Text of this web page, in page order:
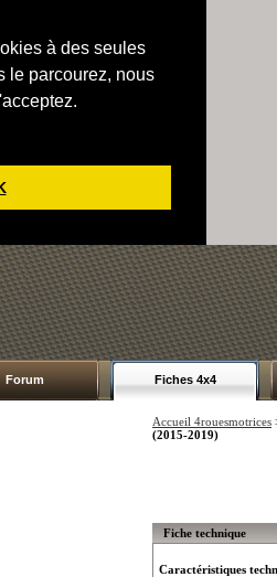
à des seules
le parcourez, nous
Forum Fiches 4x4
Accueil 4rouesmotrices
(2015-2019)
Fiche technique
Caractéristiques